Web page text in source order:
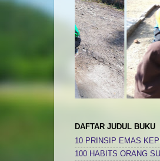
DAFTAR JUDUL BUKU
10 PRINSIP EMAS
100 HABITS ORANG